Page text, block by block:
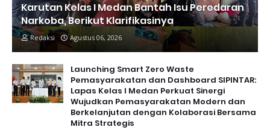
Karutan Kelas I Medan Bantah Isu Peredaran
Narkoba, Berikut Klarifikasinya
Redaksi Agustus 06, 2026
Launching Smart Zero Waste
Pemasyarakatan dan Dashboard SIPINTAR:
Lapas Kelas I Medan Perkuat Sinergi
Wujudkan Pemasyarakatan Modern dan
Berkelanjutan dengan Kolaborasi Bersama
Mitra Strategis